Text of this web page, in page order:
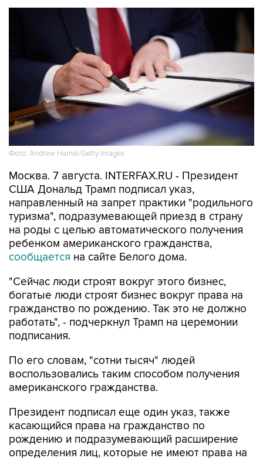
Фото: Andrew Harnik/Getty Images
Москва. 7 августа. INTERFAX.RU - Президент
США Дональд Трамп подписал указ,
направленный на запрет практики "родильного
туризма", подразумевающей приезд в страну
на роды с целью автоматического получения
ребенком американского гражданства,
сообщается на сайте Белого дома.
"Сейчас люди строят вокруг этого бизнес,
богатые люди строят бизнес вокруг права на
гражданство по рождению. Так это не должно
работать", - подчеркнул Трамп на церемонии
подписания.
По его словам, "сотни тысяч" людей
воспользовались таким способом получения
американского гражданства.
Президент подписал еще один указ, также
касающийся права на гражданство по
рождению и подразумевающий расширение
определения лиц, которые не имеют права на